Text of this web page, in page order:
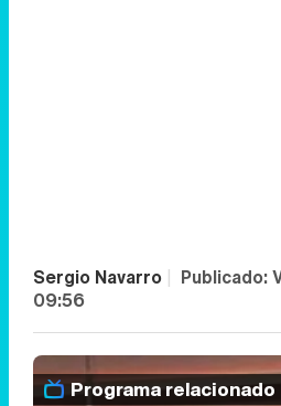
Sergio Navarro | Publicado:
09:56
Programa relacionado